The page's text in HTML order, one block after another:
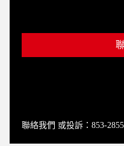
聯絡我們 或投訴：853-